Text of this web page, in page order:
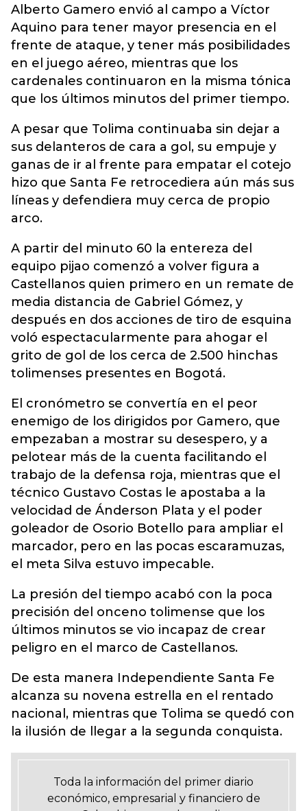
Alberto Gamero envió al campo a Víctor
Aquino para tener mayor presencia en el
frente de ataque, y tener más posibilidades
en el juego aéreo, mientras que los
cardenales continuaron en la misma tónica
que los últimos minutos del primer tiempo.
A pesar que Tolima continuaba sin dejar a
sus delanteros de cara a gol, su empuje y
ganas de ir al frente para empatar el cotejo
hizo que Santa Fe retrocediera aún más sus
líneas y defendiera muy cerca de propio
arco.
A partir del minuto 60 la entereza del
equipo pijao comenzó a volver figura a
Castellanos quien primero en un remate de
media distancia de Gabriel Gómez, y
después en dos acciones de tiro de esquina
voló espectacularmente para ahogar el
grito de gol de los cerca de 2.500 hinchas
tolimenses presentes en Bogotá.
El cronómetro se convertía en el peor
enemigo de los dirigidos por Gamero, que
empezaban a mostrar su desespero, y a
pelotear más de la cuenta facilitando el
trabajo de la defensa roja, mientras que el
técnico Gustavo Costas le apostaba a la
velocidad de Ánderson Plata y el poder
goleador de Osorio Botello para ampliar el
marcador, pero en las pocas escaramuzas,
el meta Silva estuvo impecable.
La presión del tiempo acabó con la poca
precisión del onceno tolimense que los
últimos minutos se vio incapaz de crear
peligro en el marco de Castellanos.
De esta manera Independiente Santa Fe
alcanza su novena estrella en el rentado
nacional, mientras que Tolima se quedó con
la ilusión de llegar a la segunda conquista.
Toda la información del primer diario
económico, empresarial y financiero de